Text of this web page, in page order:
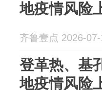
地疫情风险
齐鲁壹点 2026-07-
登革热、基
地疫情风险